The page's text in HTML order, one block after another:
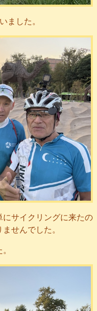
ました。
サイクリングに来たの
せんでした。